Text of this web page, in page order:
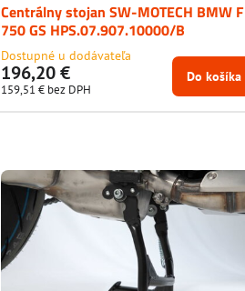
Centrálny stojan SW-MOTECH BMW F
750 GS HPS.07.907.10000/B
Dostupné u dodávateľa
196,20 €
159,51 € bez DPH
Do košíka